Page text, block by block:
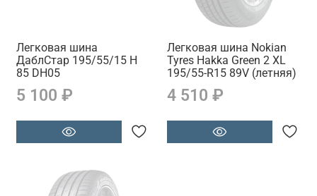
Легковая шина
ДаблСтар 195/55/15 H
85 DH05
5 100 ₽
Легковая шина Nokian
Tyres Hakka Green 2 XL
195/55-R15 89V (летняя)
4 510 ₽